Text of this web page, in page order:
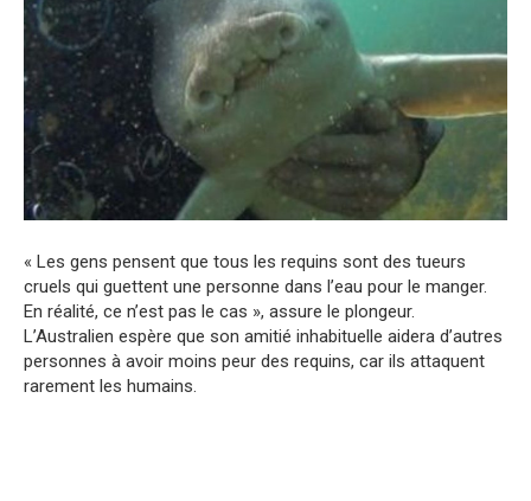
« Les gens pensent que tous les requins sont des tueurs
cruels qui guettent une personne dans l’eau pour le manger.
En réalité, ce n’est pas le cas », assure le plongeur.
L’Australien espère que son amitié inhabituelle aidera d’autres
personnes à avoir moins peur des requins, car ils attaquent
rarement les humains.